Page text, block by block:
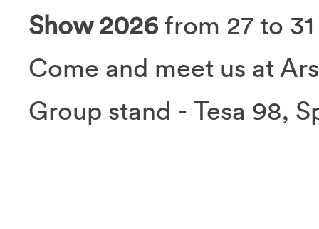
Show 2026from 27 to
Come and meet us at
Group stand ­- Tesa 98,